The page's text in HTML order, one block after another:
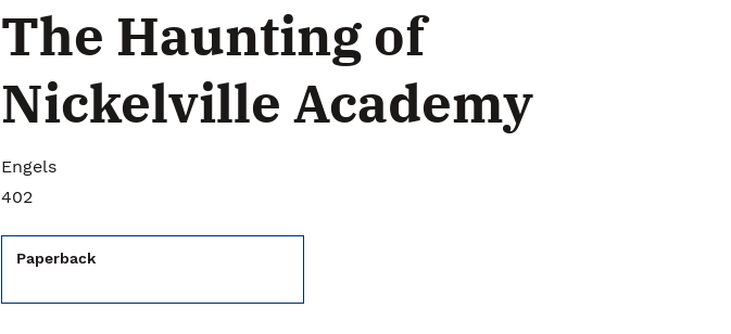
The Haunting of
Nickelville Academy
Engels
402
Paperback